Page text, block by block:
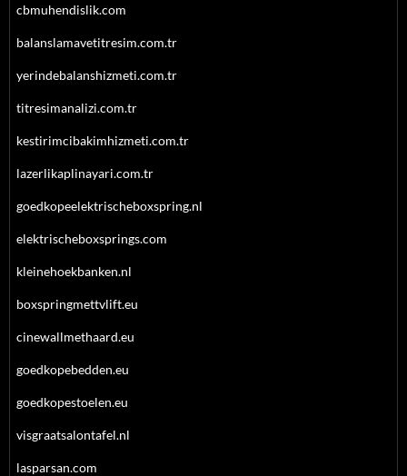
cbmuhendislik.com
balanslamavetitresim.com.tr
yerindebalanshizmeti.com.tr
titresimanalizi.com.tr
kestirimcibakimhizmeti.com.tr
lazerlikaplinayari.com.tr
goedkopeelektrischeboxspring.nl
elektrischeboxsprings.com
kleinehoekbanken.nl
boxspringmettvlift.eu
cinewallmethaard.eu
goedkopebedden.eu
goedkopestoelen.eu
visgraatsalontafel.nl
lasparsan.com